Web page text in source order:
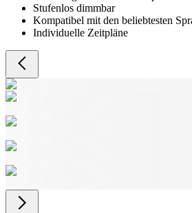
Stufenlos dimmbar
Kompatibel mit den beliebtesten
Individuelle Zeitpläne